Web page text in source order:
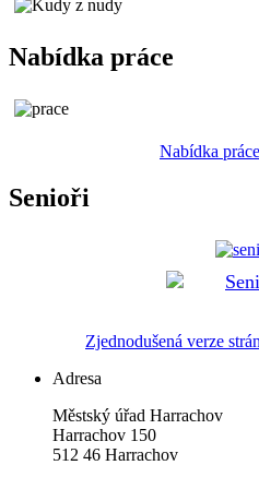
Nabídka práce
Nabídka
Senioři
Zjednodušená verze
Adresa
Městský úřad Harrachov
Harrachov 150
512 46 Harrachov